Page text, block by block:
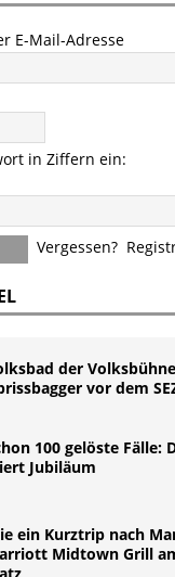
E-Mail-Adresse
in Ziffern ein:
Vergessen?
der
vor dem
100 gelöste Fälle:
Jubiläum
ein Kurztrip nach
Midtown Grill